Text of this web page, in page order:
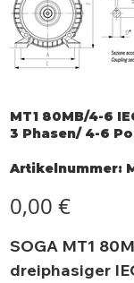
MT1 80MB/4-6
3 Phasen/ 4-6
Artikelnummer:
0,00 €
SOGA MT1
dreiphasiger